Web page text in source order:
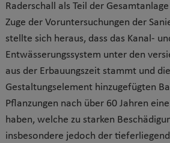
Raderschall als Teil der
Zuge der Voruntersuchungen der
stellte sich heraus, dass das Kanal-
Entwässerungssystem unter den
aus der Erbauungszeit stammt und
Gestaltungselement hinzugefügten
Pflanzungen nach über 60 Jahren
haben, welche zu starken
insbesondere jedoch der